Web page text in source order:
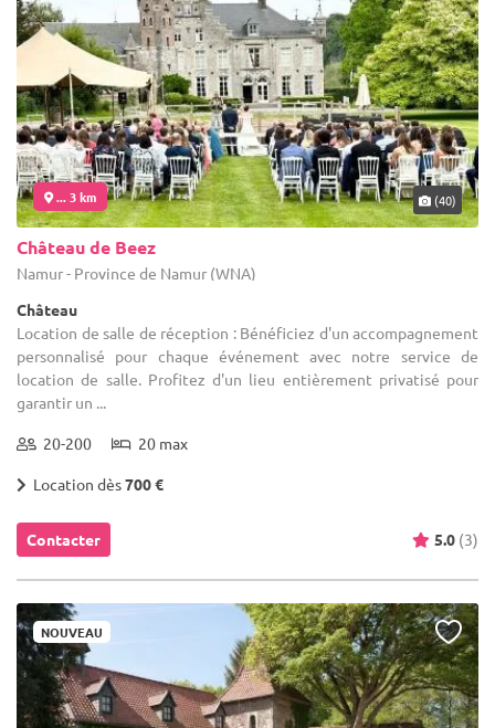
... 3 km (40)
Château de Beez
Namur - Province de Namur (WNA)
Château
Location de salle de réception : Bénéficiez d'un accompagnement
personnalisé pour chaque événement avec notre service de
location de salle. Profitez d'un lieu entièrement privatisé pour
garantir un ...
20-200 20 max
Location dès700 €
Contacter 5.0 (3)
NOUVEAU